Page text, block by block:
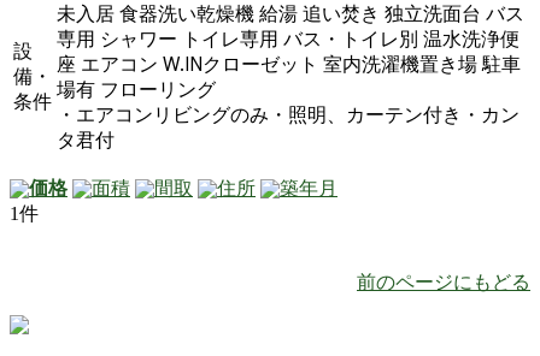
設
備・
条件
未入居 食器洗い乾燥機 給湯 追い焚き 独立洗面台 バス
専用 シャワー トイレ専用 バス・トイレ別 温水洗浄便
座 エアコン W.INクローゼット 室内洗濯機置き場 駐車
場有 フローリング
・エアコンリビングのみ・照明、カーテン付き・カン
タ君付
価格
面積 間取 住所 築年月
1件
前のページにもどる